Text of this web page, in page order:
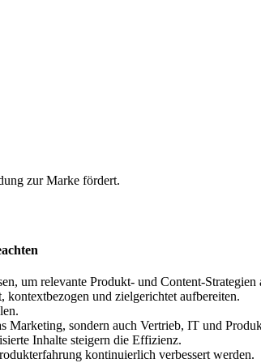
zur Marke fördert.
um relevante Produkt- und Content-Strategien
und zielgerichtet aufbereiten.
Marketing, sondern auch Vertrieb, IT und
Inhalte steigern die Effizienz.
kontinuierlich verbessert werden.